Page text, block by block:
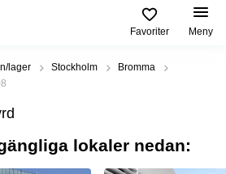
Favoriter Meny
lager Stockholm
Bromma
lokaler nedan: